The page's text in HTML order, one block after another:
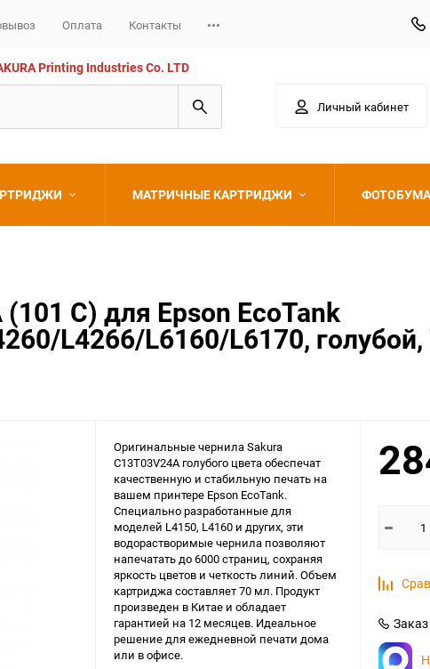
Оплата Контакты
Printing Industries Co. LTD
Личный кабинет
МАТРИЧНЫЕ КАРТРИДЖИ
C) для Epson EcoTank
L4266/L6160/L6170,
Оригинальные чернила Sakura
C13T03V24A голубого цвета обеспечат
качественную и стабильную печать на
вашем принтере Epson EcoTank.
Специально разработанные для
моделей L4150, L4160 и других, эти
водорастворимые чернила позволяют
напечатать до 6000 страниц, сохраняя
яркость цветов и четкость линий. Объем
картриджа составляет 70 мл. Продукт
произведен в Китае и обладает
гарантией на 12 месяцев. Идеальное
решение для ежедневной печати дома
или в офисе.